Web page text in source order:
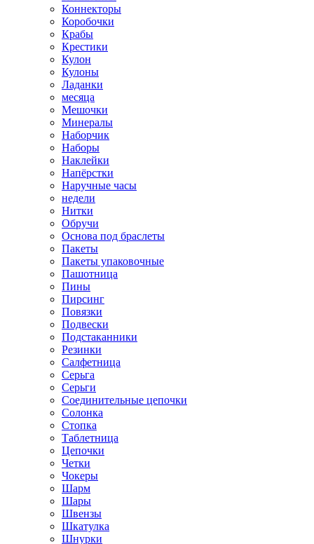
Коннекторы
Коробочки
Крабы
Крестики
Кулон
Кулоны
Ладанки
месяца
Мешочки
Минералы
Наборчик
Наборы
Наклейки
Напёрстки
Наручные часы
недели
Нитки
Обручи
Основа под браслеты
Пакеты
Пакеты упаковочные
Пашотница
Пины
Пирсинг
Повязки
Подвески
Подстаканники
Резинки
Салфетница
Серьга
Серьги
Соединительные цепочки
Солонка
Стопка
Таблетница
Цепочки
Четки
Чокеры
Шарм
Шары
Швензы
Шкатулка
Шнурки